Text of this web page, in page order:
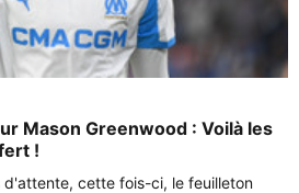
Mason Greenwood : Voilà les
!
d'attente, cette fois-ci, le feuilleton